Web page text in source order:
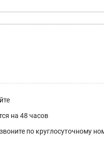
на 48 часов
по круглосуточному